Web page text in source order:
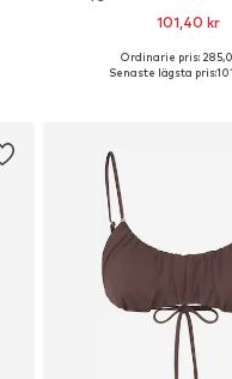
101,40 kr
Tillgängliga storlekar: XS,
Ordinarie pris:
Senaste lägsta pris: